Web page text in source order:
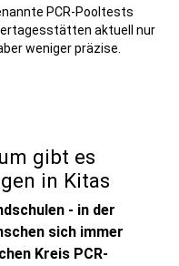
PCR-Pooltests
aktuell nur
weniger präzise.
gibt es
in Kitas
- in der
sich immer
Kreis PCR-